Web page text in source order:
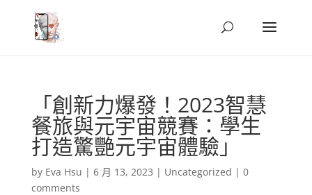
「創新力爆發！2023智慧
餐旅與元宇宙競賽：學生
打造驚艷元宇宙體驗」
by Eva Hsu | 6 月 13, 2023 | Uncategorized | 0
comments